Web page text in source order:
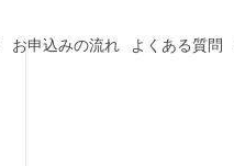
お申込みの流れ よくある質問